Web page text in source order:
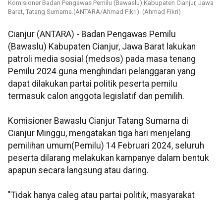
Komisioner Badan Pengawas Pemilu (Bawaslu) Kabupaten Cianjur, Jawa
Barat, Tatang Sumarna.(ANTARA/Ahmad Fikri). (Ahmad Fikri)
Cianjur (ANTARA) - Badan Pengawas Pemilu
(Bawaslu) Kabupaten Cianjur, Jawa Barat lakukan
patroli media sosial (medsos) pada masa tenang
Pemilu 2024 guna menghindari pelanggaran yang
dapat dilakukan partai politik peserta pemilu
termasuk calon anggota legislatif dan pemilih.
Komisioner Bawaslu Cianjur Tatang Sumarna di
Cianjur Minggu, mengatakan tiga hari menjelang
pemilihan umum(Pemilu) 14 Februari 2024, seluruh
peserta dilarang melakukan kampanye dalam bentuk
apapun secara langsung atau daring.
"Tidak hanya caleg atau partai politik, masyarakat